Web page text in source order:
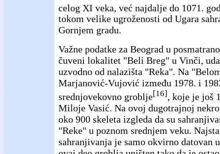
celog XI veka, već najdalje do 1071.
tokom velike ugroženosti od Ugara
Gornjem gradu.
Važne podatke za Beograd u
čuveni lokalitet "Beli Breg" u Vinči,
uzvodno od nalazišta "Reka". Na
Marjanović-Vujović između 1978. i
srednjovekovno groblje[16] , koje je još
Miloje Vasić. Na ovoj dugotrajnoj
oko 900 skeleta izgleda da su
"Reke" u poznom srednjem veku.
sahranjivanja je samo okvirno datovan